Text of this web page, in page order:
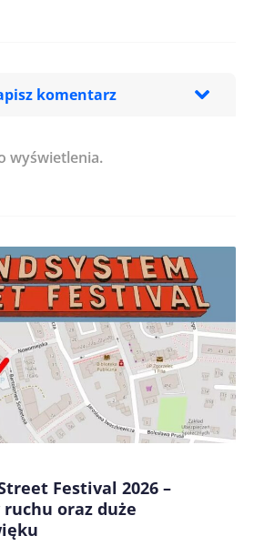
komentarz
dane w tej przeglądarce podczas
komentarzy.
wyświetlenia.
Festival 2026 –
oraz duże